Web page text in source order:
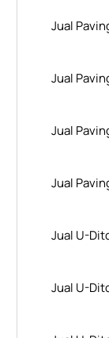
Jual
Jual
Jual
Jual
Jual U-
Jual U-